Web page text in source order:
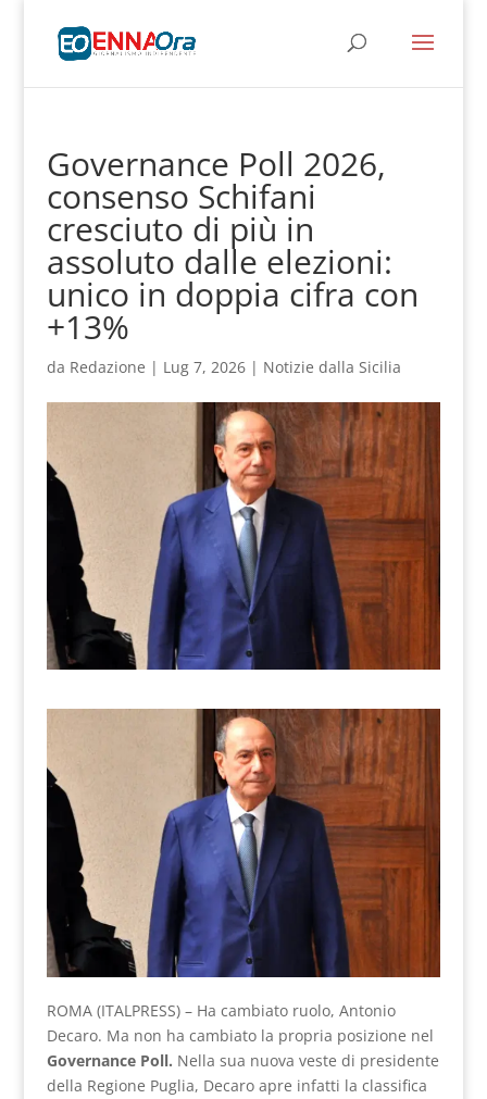
Governance Poll 2026,
consenso Schifani
cresciuto di più in
assoluto dalle elezioni:
unico in doppia cifra con
+13%
da Redazione | Lug 7, 2026| Notizie dalla Sicilia
ROMA (ITALPRESS) – Ha cambiato ruolo, Antonio
Decaro. Ma non ha cambiato la propria posizione nel
Governance Poll. Nella sua nuova veste di presidente
della Regione Puglia, Decaro apre infatti la classifica